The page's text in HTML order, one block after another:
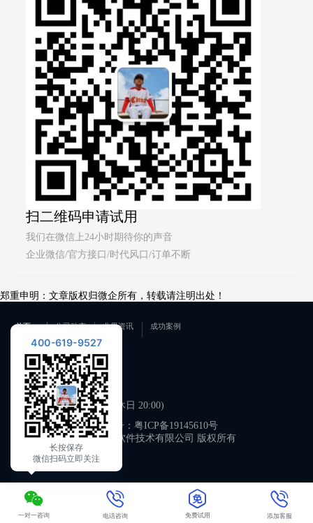
扫二维码申请试用
我们在微信上24小时期待你的声音
企业微信/官方接口/时代风口/订单不断
郑重申明：文章版权归微企所有，转载请注明出处！
首页 公司动态 业界资讯 成功案例
联系我们
400-619-9527
工作日 09:00-21:00 (双休日 20:00)
备案号： 粤ICP备19145610号
广州微企软件技术有限公司 版权所有
一对一咨询
400-619-9527
长按保存
微信扫码立即关注
电话咨询 免费试用 添加客服